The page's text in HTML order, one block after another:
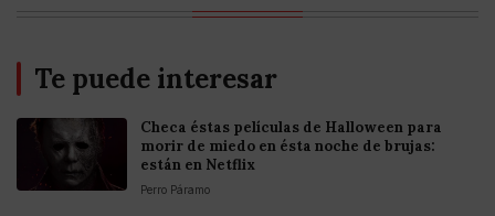
Te puede interesar
Checa éstas películas de Halloween para
morir de miedo en ésta noche de brujas:
están en Netflix
Perro Páramo